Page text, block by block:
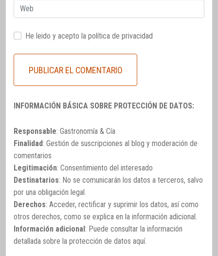
Web
He leido y acepto la política de privacidad
INFORMACIÓN BÁSICA SOBRE PROTECCIÓN DE DATOS:
Responsable: Gastronomía & Cía
Finalidad: Gestión de suscripciones al blog y moderación de
comentarios
Legitimación: Consentimiento del interesado
Destinatarios: No se comunicarán los datos a terceros, salvo
por una obligación legal.
Derechos: Acceder, rectificar y suprimir los datos, así como
otros derechos, como se explica en la información adicional.
Información adicional: Puede consultar la información
detallada sobre la protección de datos aquí.